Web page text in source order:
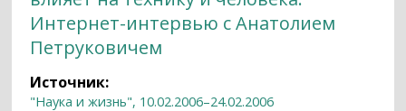
Интернет-интервью с Анатолием
Петруковичем
Источник:
"Наука и жизнь", 10.02.2006–24.02.2006